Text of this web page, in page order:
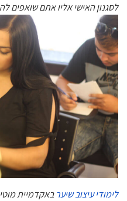
לסגנון האישי אליו אתם שואפים
לימודי עיצוב שיערבאקדמיית